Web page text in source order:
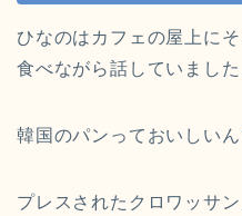
ひなのはカフェの屋上に
食べながら話していました
韓国のパンっておいしいん
プレスされたクロワッサ